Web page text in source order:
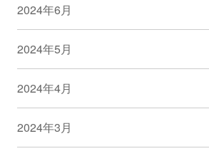
2024年6月
2024年5月
2024年4月
2024年3月